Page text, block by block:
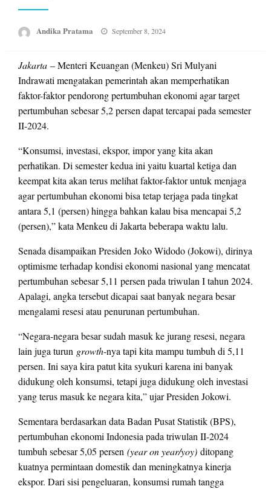
Andika Pratama
Posted
September 8, 2024
Jakarta – Menteri Keuangan (Menkeu) Sri Mulyani
Indrawati mengatakan pemerintah akan memperhatikan
faktor-faktor pendorong pertumbuhan ekonomi agar target
pertumbuhan sebesar 5,2 persen dapat tercapai pada semester
II-2024.
“Konsumsi, investasi, ekspor, impor yang kita akan
perhatikan. Di semester kedua ini yaitu kuartal ketiga dan
keempat kita akan terus melihat faktor-faktor untuk menjaga
agar pertumbuhan ekonomi bisa tetap terjaga pada tingkat
antara 5,1 (persen) hingga bahkan kalau bisa mencapai 5,2
(persen),” kata Menkeu di Jakarta beberapa waktu lalu.
Senada disampaikan Presiden Joko Widodo (Jokowi), dirinya
optimisme terhadap kondisi ekonomi nasional yang mencatat
pertumbuhan sebesar 5,11 persen pada triwulan I tahun 2024.
Apalagi, angka tersebut dicapai saat banyak negara besar
mengalami resesi atau penurunan pertumbuhan.
“Negara-negara besar sudah masuk ke jurang resesi, negara
lain juga turun growth-nya tapi kita mampu tumbuh di 5,11
persen. Ini saya kira patut kita syukuri karena ini banyak
didukung oleh konsumsi, tetapi juga didukung oleh investasi
yang terus masuk ke negara kita,” ujar Presiden Jokowi.
Sementara berdasarkan data Badan Pusat Statistik (BPS),
pertumbuhan ekonomi Indonesia pada triwulan II-2024
tumbuh sebesar 5,05 persen (year on year/yoy) ditopang
kuatnya permintaan domestik dan meningkatnya kinerja
ekspor. Dari sisi pengeluaran, konsumsi rumah tangga